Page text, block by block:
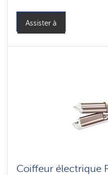
Assister à
Coiffeur électrique